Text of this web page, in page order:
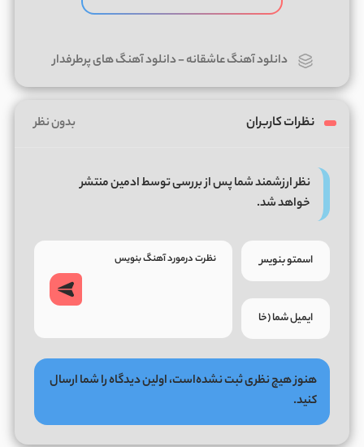
دانلود آهنگ عاشقانه-دانلود آهنگ های پرطرفدار
نظرات کاربران بدون نظر
نظر ارزشمند شما پس از بررسی توسط ادمین منتشر
خواهد شد.
هنوز هیچ نظری ثبت نشده‌است، اولین دیدگاه را شما ارسال
کنید.